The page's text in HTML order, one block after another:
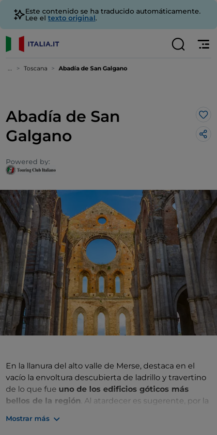
Este contenido se ha traducido automáticamente.
Lee el texto original.
... Toscana Abadía de San Galgano
Abadía de San
Galgano
Me
Powered by:
En la llanura del alto valle de Merse, destaca en el
vacío la envoltura descubierta de ladrillo y travertino
de lo que fue uno de los edificios góticos más
bellos de la región. Al atardecer es sugerente, por la
Mostrar más